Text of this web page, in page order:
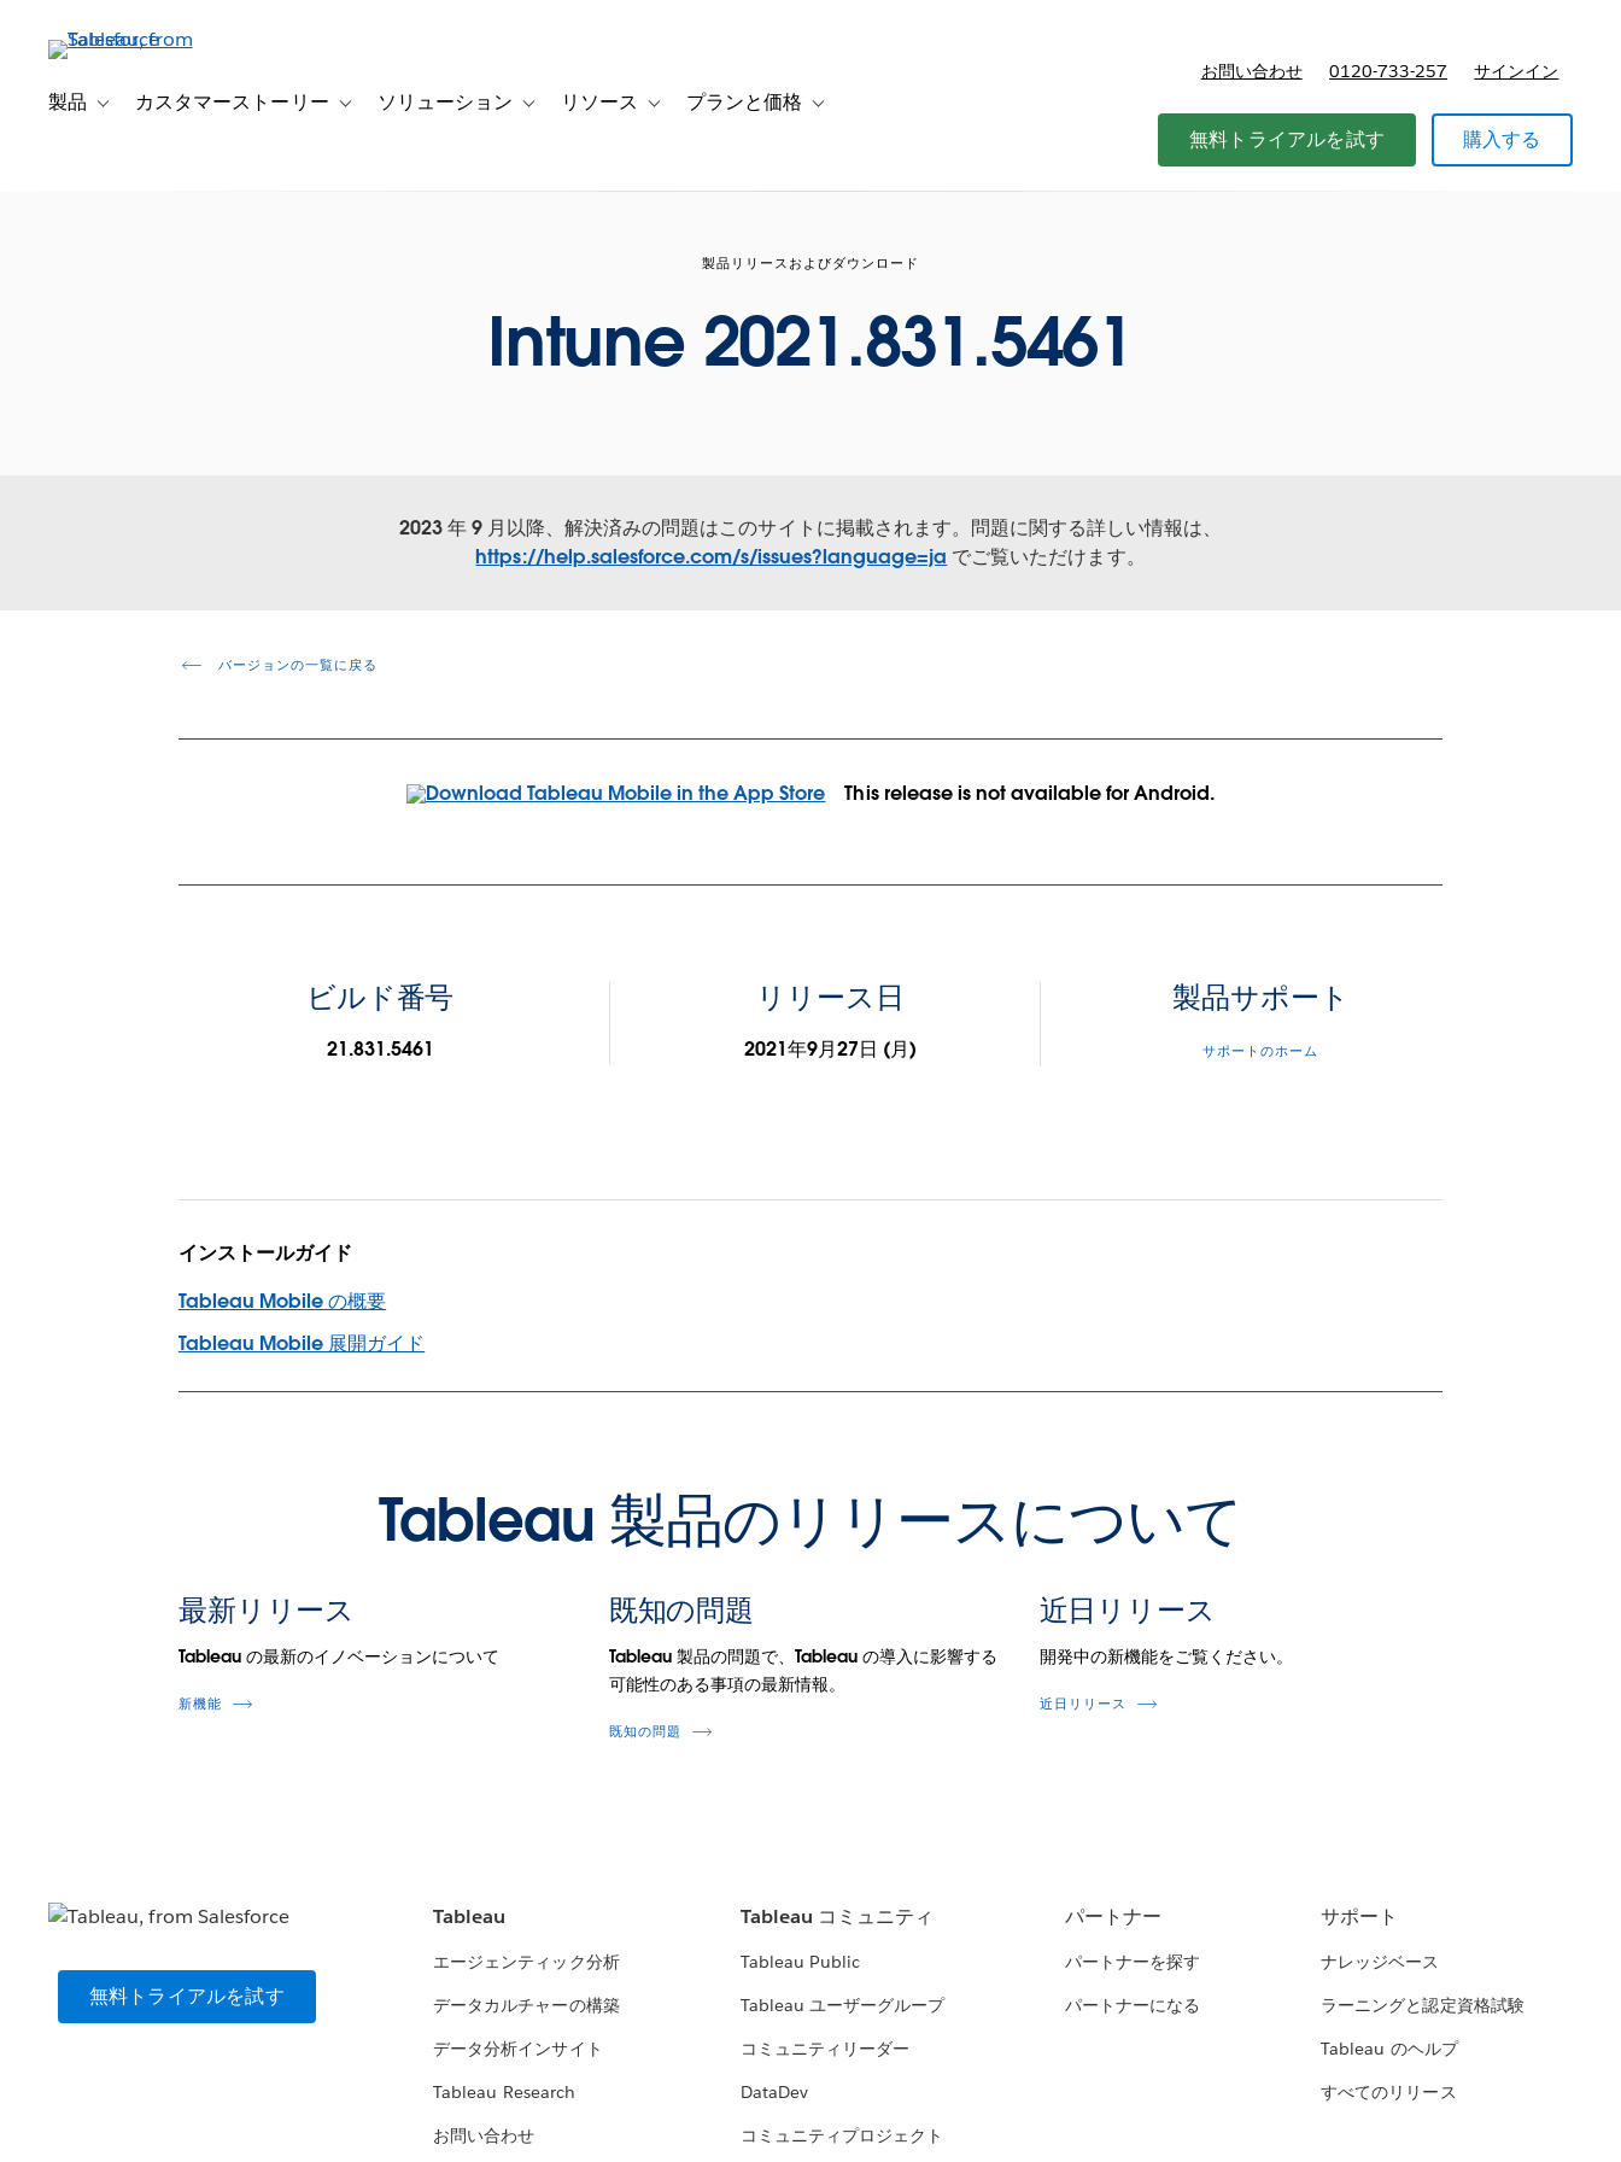
製品 Toggle sub-navigation for 製品
カスタマーストーリー Toggle sub-navigation for カスタマーストーリー
ソリューション Toggle sub-navigation for ソリューション
リソース Toggle sub-navigation for リソース
プランと価格 Toggle sub-navigation for プランと価格
お問い合わせ 0120-733-257 サインイン
無料トライアルを試す 購入する
製品リリースおよびダウンロード
Intune 2021.831.5461
2023 年 9 月以降、解決済みの問題はこのサイトに掲載されます。問題に関する詳しい情報は、
https://help.salesforce.com/s/issues?language=ja でご覧いただけます。
バージョンの一覧に戻る
This release is not available for Android.
ビルド番号
21.831.5461
リリース日
2021年9月27日 (月)
製品サポート
サポートのホーム
インストールガイド
Tableau Mobile の概要
Tableau Mobile 展開ガイド
Tableau 製品のリリースについて
最新リリース
Tableau の最新のイノベーションについて
新機能
既知の問題
Tableau 製品の問題で、Tableau の導入に影響する
可能性のある事項の最新情報。
既知の問題
近日リリース
開発中の新機能をご覧ください。
近日リリース
無料トライアルを試す
Tableau
エージェンティック分析
データカルチャーの構築
データ分析インサイト
Tableau Research
お問い合わせ
Tableau コミュニティ
Tableau Public
Tableau ユーザーグループ
コミュニティリーダー
DataDev
コミュニティプロジェクト
パートナー
パートナーを探す
パートナーになる
サポート
ナレッジベース
ラーニングと認定資格試験
Tableau のヘルプ
すべてのリリース